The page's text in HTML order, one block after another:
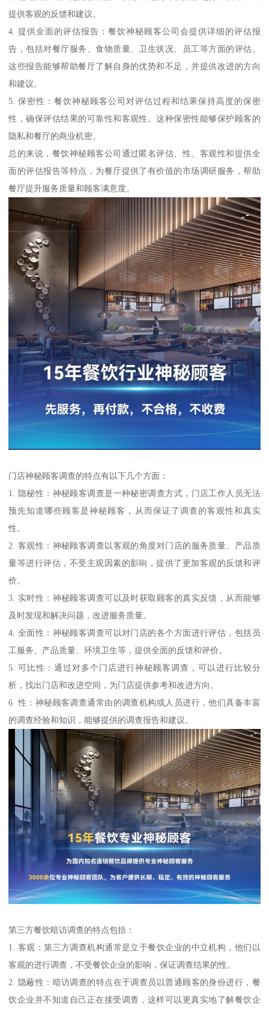
提供客观的反馈和建议。
4. 提供全面的评估报告：餐饮神秘顾客公司会提供详细的评估报
告，包括对餐厅服务、食物质量、卫生状况、员工等方面的评估。
这些报告能够帮助餐厅了解自身的优势和不足，并提供改进的方向
和建议。
5. 保密性：餐饮神秘顾客公司对评估过程和结果保持高度的保密
性，确保评估结果的可靠性和客观性。这种保密性能够保护顾客的
隐私和餐厅的商业机密。
总的来说，餐饮神秘顾客公司通过匿名评估、性、客观性和提供全
面的评估报告等特点，为餐厅提供了有价值的市场调研服务，帮助
餐厅提升服务质量和顾客满意度。
门店神秘顾客调查的特点有以下几个方面：
1. 隐秘性：神秘顾客调查是一种秘密调查方式，门店工作人员无法
预先知道哪些顾客是神秘顾客，从而保证了调查的客观性和真实
性。
2. 客观性：神秘顾客调查以客观的角度对门店的服务质量、产品质
量等进行评估，不受主观因素的影响，提供了更加客观的反馈和评
价。
3. 实时性：神秘顾客调查可以及时获取顾客的真实反馈，从而能够
及时发现和解决问题，改进服务质量。
4. 全面性：神秘顾客调查可以对门店的各个方面进行评估，包括员
工服务、产品质量、环境卫生等，提供全面的反馈和评价。
5. 可比性：通过对多个门店进行神秘顾客调查，可以进行比较分
析，找出门店和改进空间，为门店提供参考和改进方向。
6. 性：神秘顾客调查通常由的调查机构或人员进行，他们具备丰富
的调查经验和知识，能够提供的调查报告和建议。
第三方餐饮暗访调查的特点包括：
1. 客观：第三方调查机构通常是立于餐饮企业的中立机构，他们以
客观的进行调查，不受餐饮企业的影响，保证调查结果的性。
2. 隐蔽性：暗访调查的特点在于调查员以普通顾客的身份进行，餐
饮企业并不知道自己正在接受调查，这样可以更真实地了解餐饮企